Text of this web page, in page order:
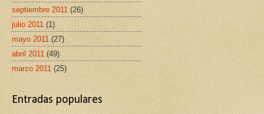
septiembre 2011 (26)
julio 2011 (1)
mayo 2011 (27)
abril 2011 (49)
marzo 2011 (25)
Entradas populares